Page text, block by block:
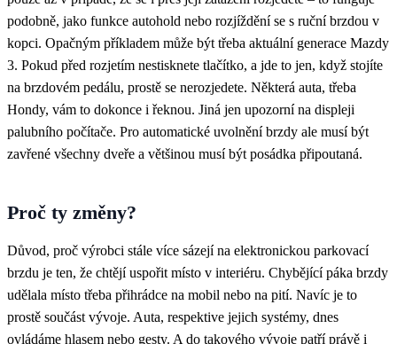
podobně, jako funkce autohold nebo rozjíždění se s ruční brzdou v
kopci. Opačným příkladem může být třeba aktuální generace Mazdy
3. Pokud před rozjetím nestisknete tlačítko, a jde to jen, když stojíte
na brzdovém pedálu, prostě se nerozjedete. Některá auta, třeba
Hondy, vám to dokonce i řeknou. Jiná jen upozorní na displeji
palubního počítače. Pro automatické uvolnění brzdy ale musí být
zavřené všechny dveře a většinou musí být posádka připoutaná.
Proč ty změny?
Důvod, proč výrobci stále více sázejí na elektronickou parkovací
brzdu je ten, že chtějí uspořit místo v interiéru. Chybějící páka brzdy
udělala místo třeba přihrádce na mobil nebo na pití. Navíc je to
prostě součást vývoje. Auta, respektive jejich systémy, dnes
ovládáme hlasem nebo gesty. A do takového vývoje patří právě i